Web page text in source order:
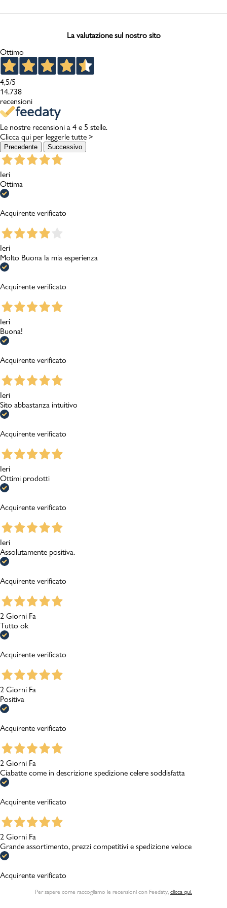
La valutazione sul nostro sito
Ottimo
4,5/5
14.738
recensioni
Le nostre recensioni a 4 e 5 stelle.
Clicca qui per leggerle tutte >
Precedente Successivo
Ieri
Ottima
Acquirente verificato
Ieri
Molto Buona la mia esperienza
Acquirente verificato
Ieri
Buona!
Acquirente verificato
Ieri
Sito abbastanza intuitivo
Acquirente verificato
Ieri
Ottimi prodotti
Acquirente verificato
Ieri
Assolutamente positiva.
Acquirente verificato
2 Giorni Fa
Tutto ok
Acquirente verificato
2 Giorni Fa
Positiva
Acquirente verificato
2 Giorni Fa
Ciabatte come in descrizione spedizione celere soddisfatta
Acquirente verificato
2 Giorni Fa
Grande assortimento, prezzi competitivi e spedizione veloce
Acquirente verificato
Per sapere come raccogliamo le recensioni con Feedaty clicca qui.